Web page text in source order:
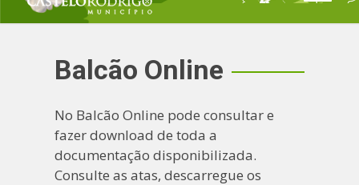
Balcão Online
No Balcão Online pode consultar e
fazer download de toda a
documentação disponibilizada.
Consulte as atas, descarregue os